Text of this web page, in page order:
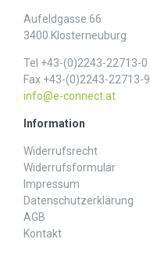
Aufeldgasse 66
3400 Klosterneuburg
Tel +43-(0)2243-22713-0
Fax +43-(0)2243-22713-9
info@e-connect.at
Information
Widerrufs­recht
Widerrufs­formular
Impressum
Daten­schutz­erklärung
AGB
Kontakt